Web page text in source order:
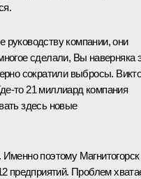
компании, они
сделали, Вы наверняка
сократили выбросы.
21 миллиард компания
здесь новые
поэтому Магнитогорск
предприятий. Проблем